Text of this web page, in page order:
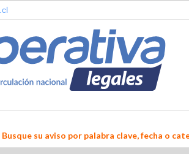
Busque su aviso por palabra clave, fecha o